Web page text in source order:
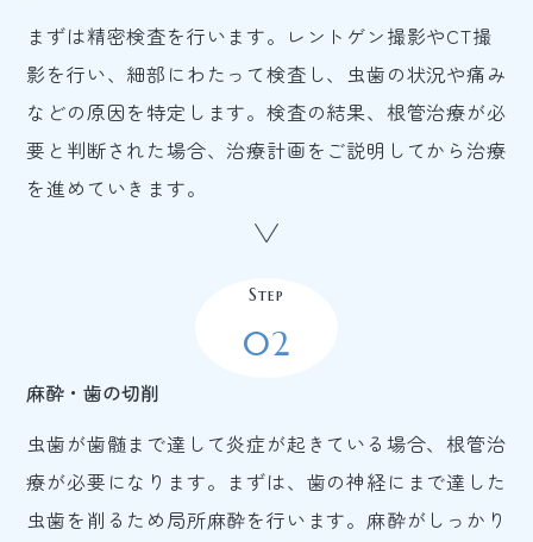
まずは精密検査を行います。レントゲン撮影やCT撮
影を行い、細部にわたって検査し、虫歯の状況や痛み
などの原因を特定します。検査の結果、根管治療が必
要と判断された場合、治療計画をご説明してから治療
を進めていきます。
Step
02
麻酔・歯の切削
虫歯が歯髄まで達して炎症が起きている場合、根管治
療が必要になります。まずは、歯の神経にまで達した
虫歯を削るため局所麻酔を行います。麻酔がしっかり